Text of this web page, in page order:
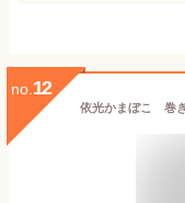
no. 12